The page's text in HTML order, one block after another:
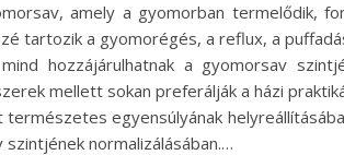
amely a gyomorban termelődik,
tartozik a gyomorégés, a reflux, a
hozzájárulhatnak a gyomorsav
mellett sokan preferálják a házi
egyensúlyának
normalizálásában.…